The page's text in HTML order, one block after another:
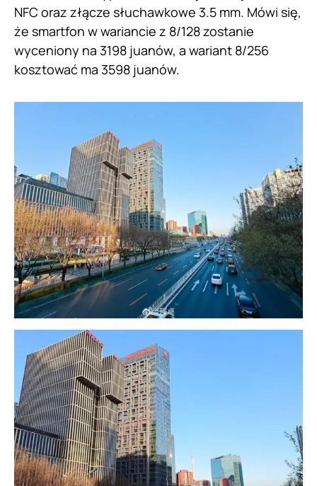
NFC oraz złącze słuchawkowe 3.5 mm. Mówi się,
że smartfon w wariancie z 8/128 zostanie
wyceniony na 3198 juanów, a wariant 8/256
kosztować ma 3598 juanów.